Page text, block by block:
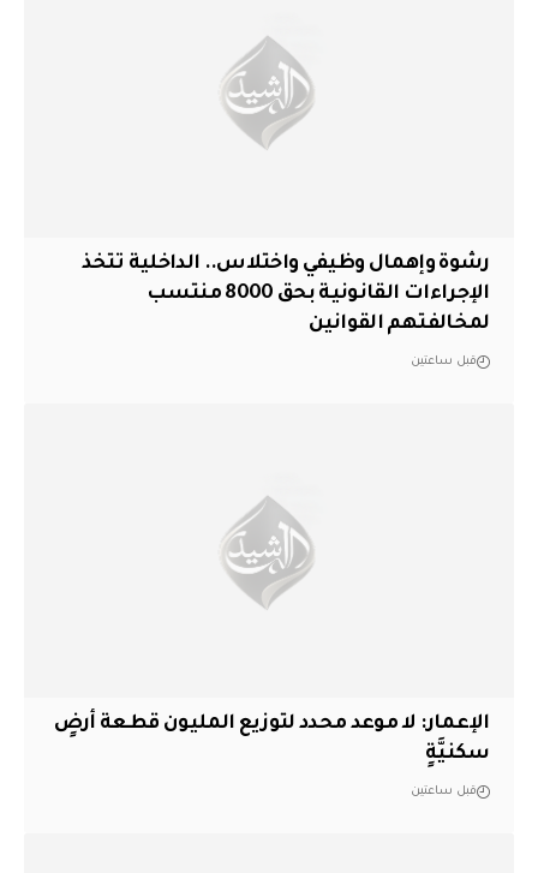
رشوة وإهمال وظيفي واختلاس.. الداخلية تتخذ
الإجراءات القانونية بحق 8000 منتسب
لمخالفتهم القوانين
قبل ساعتين
الإعمار: لا موعد محدد لتوزيع المليون قطعة أرضٍ
سكنيَّةٍ
قبل ساعتين